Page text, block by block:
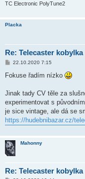
TC Electronic PolyTune2
Placka
Re: Telecaster kobylka
P
í
ě
e
k
22.10.2020 7:15
Fokuse řadím nízko
Jinak tady CV těle za
experimentovat s
je sice vintage, ale dá se
https://hudebnibazar.cz/
Mahonny
Re: Telecaster kobylka